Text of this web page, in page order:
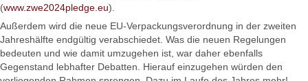
(www.zwe2024pledge.eu).
Außerdem wird die neue EU-Verpackungsverordnung in der zweiten
Jahreshälfte endgültig verabschiedet. Was die neuen Regelungen
bedeuten und wie damit umzugehen ist, war daher ebenfalls
Gegenstand lebhafter Debatten. Hierauf einzugehen würden den